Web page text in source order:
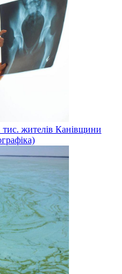
тис. жителів Канівщини